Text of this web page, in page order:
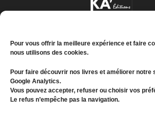
Pour vous offrir la meilleure expérience et faire
nous utilisons des cookies.
Pour faire découvrir nos livres et améliorer notre
Google Analytics.
Vous pouvez accepter, refuser ou choisir vos
Le refus n’empêche pas la navigation.
Conditions générales de
Politique de